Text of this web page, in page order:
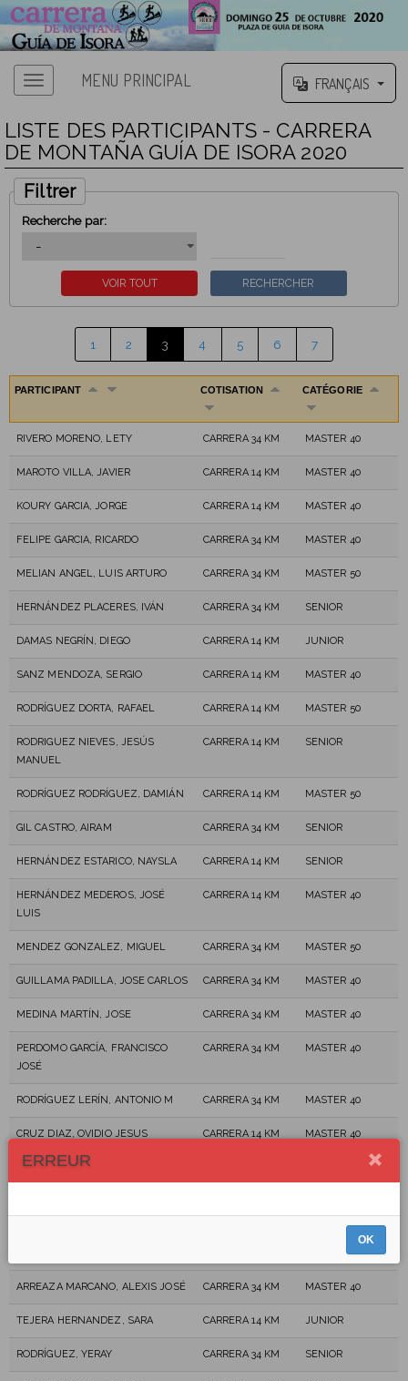
MENU PRINCIPAL FRANÇAIS
LISTE DES PARTICIPANTS - CARRERA
DE MONTAÑA GUÍA DE ISORA 2020
Filtrer
Recherche par:
1 2 3 4 5 6 7
PARTICIPANT COTISATION CATÉGORIE
RIVERO MORENO, LETY CARRERA 34 KM MASTER 40
MAROTO VILLA, JAVIER CARRERA 14 KM MASTER 40
KOURY GARCIA, JORGE CARRERA 14 KM MASTER 40
FELIPE GARCIA, RICARDO CARRERA 34 KM MASTER 40
MELIAN ANGEL, LUIS ARTURO CARRERA 34 KM MASTER 50
HERNÁNDEZ PLACERES, IVÁN CARRERA 34 KM SENIOR
DAMAS NEGRÍN, DIEGO CARRERA 14 KM JUNIOR
SANZ MENDOZA, SERGIO CARRERA 14 KM MASTER 40
RODRÍGUEZ DORTA, RAFAEL CARRERA 14 KM MASTER 50
RODRIGUEZ NIEVES, JESÚS
MANUEL
CARRERA 14 KM SENIOR
RODRÍGUEZ RODRÍGUEZ, DAMIÁN CARRERA 14 KM MASTER 50
GIL CASTRO, AIRAM CARRERA 34 KM SENIOR
HERNÁNDEZ ESTARICO, NAYSLA CARRERA 14 KM SENIOR
HERNÁNDEZ MEDEROS, JOSÉ
LUIS
CARRERA 14 KM MASTER 40
MENDEZ GONZALEZ, MIGUEL CARRERA 34 KM MASTER 50
GUILLAMA PADILLA, JOSE CARLOS CARRERA 34 KM MASTER 40
MEDINA MARTÍN, JOSE CARRERA 34 KM MASTER 40
PERDOMO GARCÍA, FRANCISCO
JOSÉ
CARRERA 34 KM MASTER 40
RODRÍGUEZ LERÍN, ANTONIO M CARRERA 34 KM MASTER 40
CRUZ DIAZ, OVIDIO JESUS CARRERA 14 KM MASTER 40
GARCÍA GONZALEZ, JUAN
FRANCISCO
DÍAZ HERNÁNDEZ, ROSMÉN CARRERA 14 KM MASTER 40
MASTER 40
ARREAZA MARCANO, ALEXIS JOSÉ CARRERA 34 KM MASTER 40
TEJERA HERNANDEZ, SARA CARRERA 14 KM JUNIOR
RODRÍGUEZ, YERAY CARRERA 34 KM SENIOR
ERREUR
OK